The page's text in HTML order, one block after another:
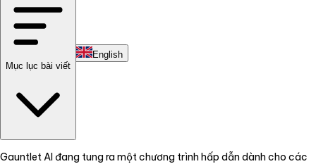
Liên hệ
English
Mục lục bài viết
Gauntlet AI đang tung ra một chương trình hấp dẫn dành cho các